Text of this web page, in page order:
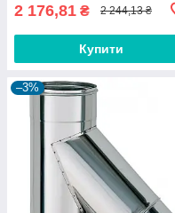
2 176,81 ₴ 2 244,13 ₴
Купити
–3%